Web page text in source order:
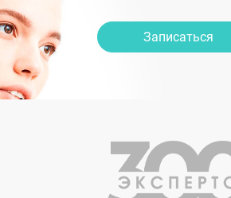
Записаться